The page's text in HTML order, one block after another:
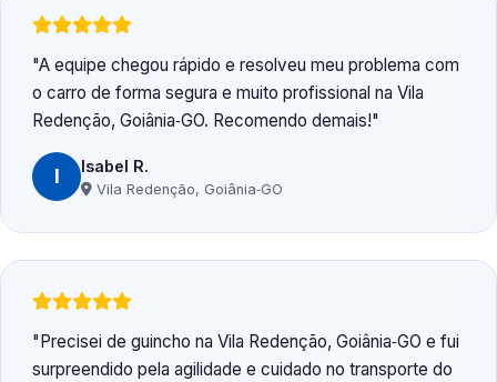
A equipe chegou rápido e resolveu meu problema com
o carro de forma segura e muito profissional na Vila
Redenção, Goiânia‑GO. Recomendo demais!
I Isabel R.
Vila Redenção, Goiânia‑GO
Precisei de guincho na Vila Redenção, Goiânia‑GO e fui
surpreendido pela agilidade e cuidado no transporte do